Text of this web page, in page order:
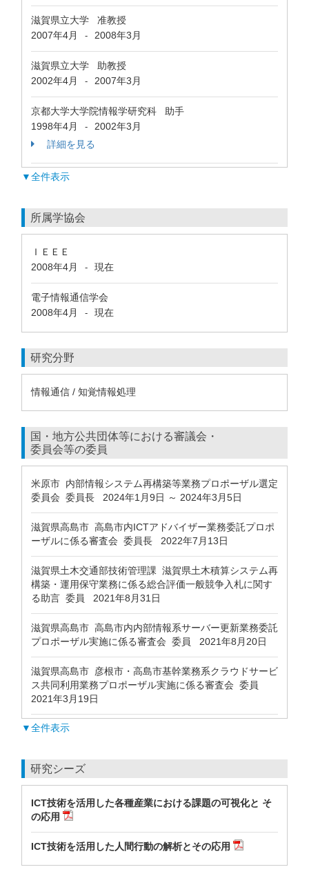
滋賀県立大学 准教授
2007年4月
- 2008年3月
滋賀県立大学 助教授
2002年4月
- 2007年3月
京都大学大学院情報学研究科 助手
1998年4月
-
2002年3月
詳細を見る
▼全件表示
所属学協会
ＩＥＥＥ
2008年4月
- 現在
電子情報通信学会
2008年4月
- 現在
研究分野
情報通信 / 知覚情報処理
国・地方公共団体等における審議会・
委員会等の委員
米原市 内部情報システム再構築等業務プロポーザル選定
委員会 委員長 2024年1月9日 ～ 2024年3月5日
滋賀県高島市 高島市内ICTアドバイザー業務委託プロポ
ーザルに係る審査会 委員長 2022年7月13日
滋賀県土木交通部技術管理課 滋賀県土木積算システム再
構築・運用保守業務に係る総合評価一般競争入札に関す
る助言 委員 2021年8月31日
滋賀県高島市 高島市内内部情報系サーバー更新業務委託
プロポーザル実施に係る審査会 委員 2021年8月20日
滋賀県高島市 彦根市・高島市基幹業務系クラウドサービ
ス共同利用業務プロポーザル実施に係る審査会 委員
2021年3月19日
▼全件表示
研究シーズ
ICT技術を活用した各種産業における課題の可視化と そ
の応用
ICT技術を活用した人間行動の解析とその応用